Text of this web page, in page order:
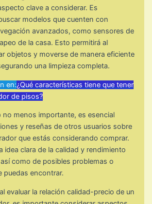
clave a considerar. Es
modelos que cuenten con
avanzados, como sensores de
de la casa. Esto permitirá al
objetos y moverse de manera eficiente
una limpieza completa.
en:¿Qué características tiene que tener
de pisos?
no menos importante, es esencial
y reseñas de otros usuarios sobre
que estás considerando comprar.
idea clara de la calidad y rendimiento
como de posibles problemas o
puedas encontrar.
evaluar la relación calidad-precio de un